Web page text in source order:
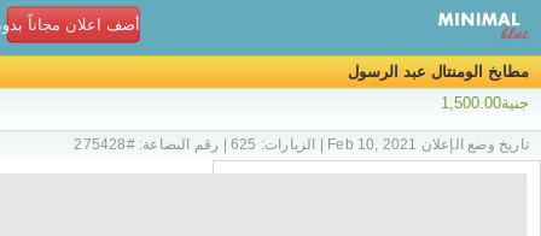
أضف اعلان مجاناً
مطابخ الومنتال عبد الرسول
جنية1,500.00
تاريخ وضع الإعلان Feb 10, 2021 | الزيارات: 625 | رقم البضاعة: #275428